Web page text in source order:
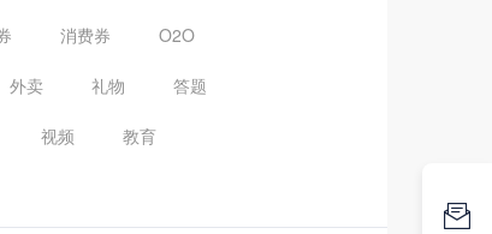
消费券 O2O
外卖 礼物 答题
视频 教育
